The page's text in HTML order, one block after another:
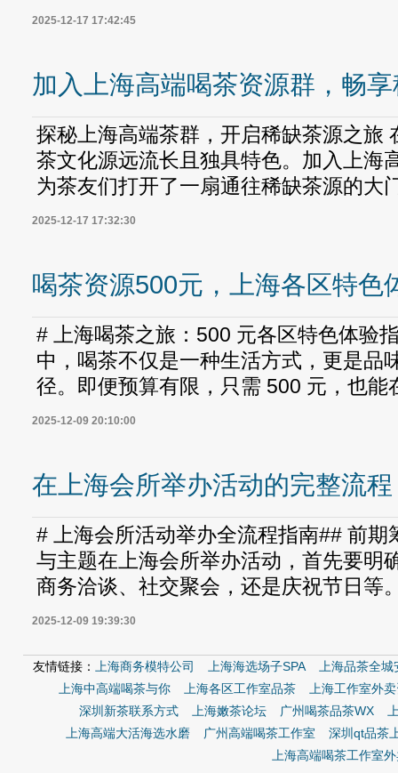
2025-12-17 17:42:45
加入上海高端喝茶资源群，畅
探秘上海高端茶群，开启稀缺茶源之旅
茶文化源远流长且独具特色。加入上海
为茶友们打开了一扇通往稀缺茶源的大
2025-12-17 17:32:30
喝茶资源500元，上海各区特色
# 上海喝茶之旅：500 元各区特色体验
中，喝茶不仅是一种生活方式，更是品
径。即便预算有限，只需 500 元，也能
2025-12-09 20:10:00
在上海会所举办活动的完整流程
# 上海会所活动举办全流程指南## 前期
与主题在上海会所举办活动，首先要明
商务洽谈、社交聚会，还是庆祝节日等
2025-12-09 19:39:30
友情链接： 上海商务模特公司 上海海选场子SPA
上海品茶全城
上海中高端喝茶与你
上海各区工作室品茶
上海工作室外
深圳新茶联系方式
上海嫩茶论坛 广州喝茶品茶WX
上海高端大活海选水磨
广州高端喝茶工作室
深圳qt品茶
上海高端喝茶工作室